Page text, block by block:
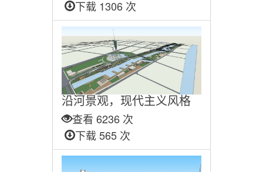
下载 1306 次
沿河景观，现代主义风格
查看 6236 次
下载 565 次